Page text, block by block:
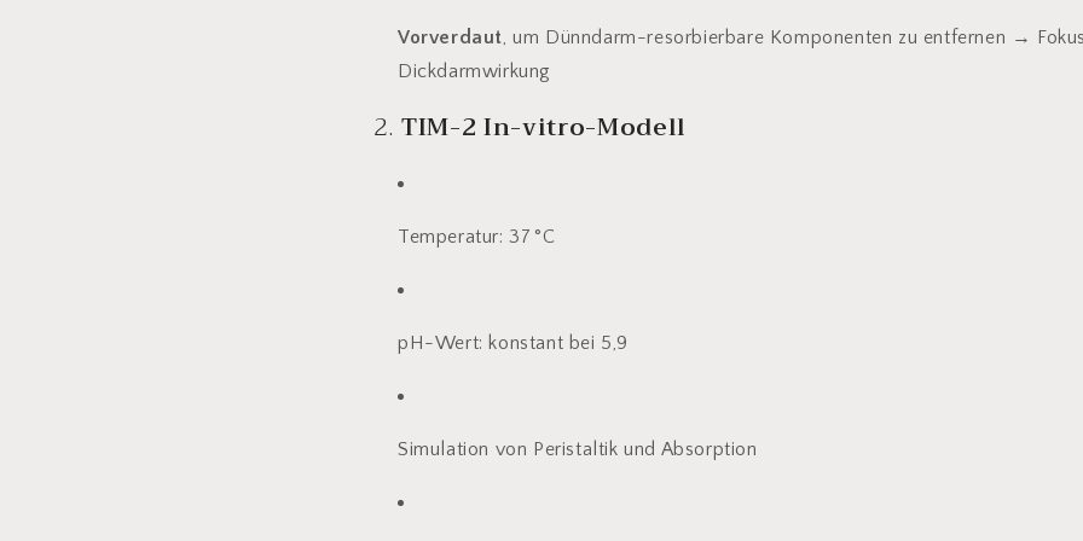
Vorverdaut, um Dünndarm-resorbierbare Komponenten zu entfernen →
Dickdarmwirkung
2. TIM-2 In-vitro-Modell
Temperatur: 37 °C
pH-Wert: konstant bei 5,9
Simulation von Peristaltik und Absorption